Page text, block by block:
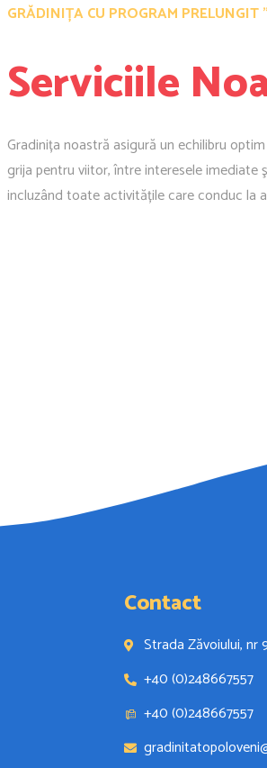
GRĂDINIȚA CU PROGRAM PRELUNGIT
Serviciile
Gradinița noastră asigură un echilibru
grija pentru viitor, între interesele imediate
incluzând toate activitățile care conduc la
Contact
Strada Zăvoiului, nr
+40 (0)248667557
+40 (0)248667557